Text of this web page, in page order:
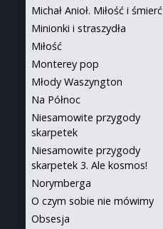
Michał Anioł. Miłość i śmierć
Minionki i straszydła
Miłość
Monterey pop
Młody Waszyngton
Na Północ
Niesamowite przygody
skarpetek
Niesamowite przygody
skarpetek 3. Ale kosmos!
Norymberga
O czym sobie nie mówimy
Obsesja